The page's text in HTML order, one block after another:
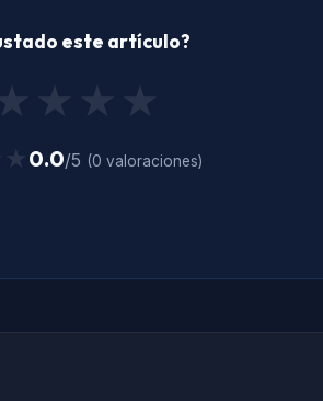
este artículo?
★
★
★
0.0/5 (0 valoraciones)